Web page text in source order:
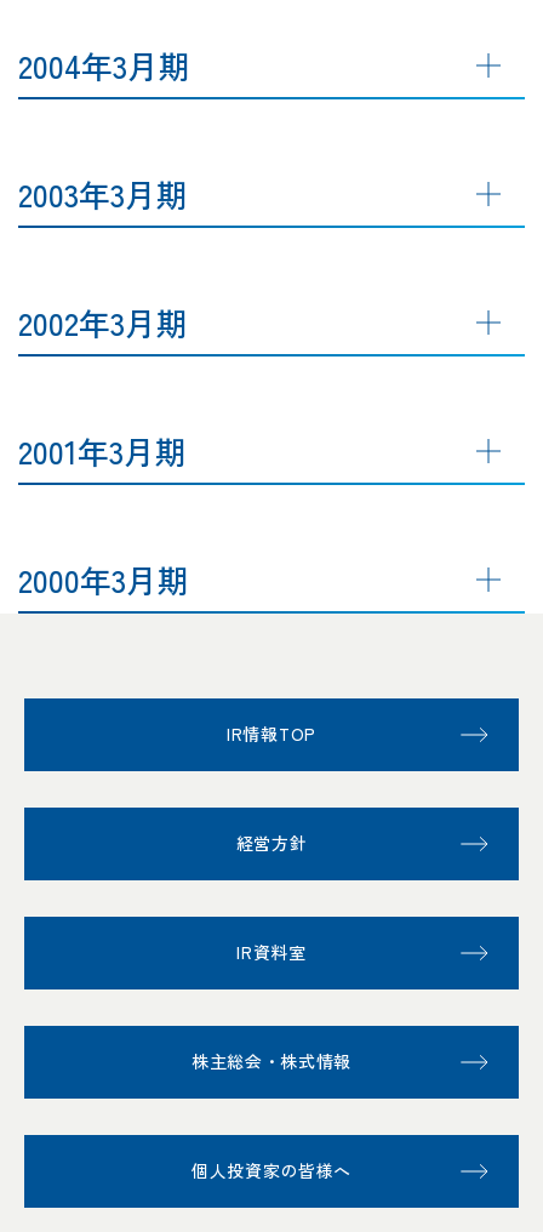
2004年3月期
2003年3月期
2002年3月期
2001年3月期
2000年3月期
IR情報TOP
経営方針
IR資料室
株主総会・株式情報
個人投資家の皆様へ